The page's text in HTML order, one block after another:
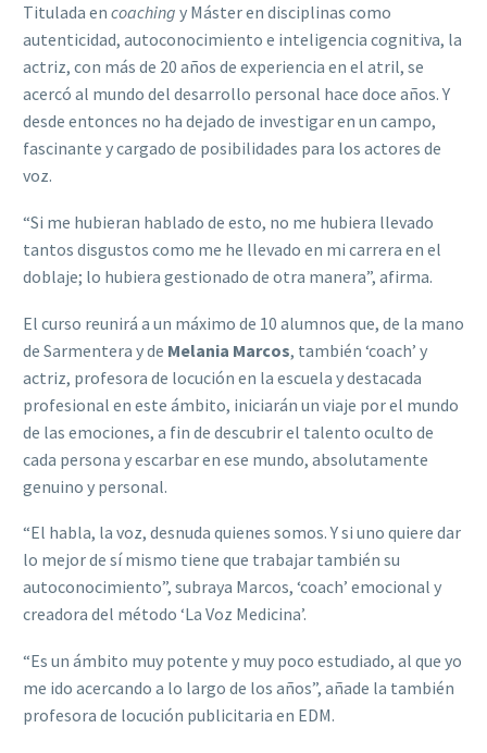
Titulada en coaching y Máster en disciplinas como
autenticidad, autoconocimiento e inteligencia cognitiva, la
actriz, con más de 20 años de experiencia en el atril, se
acercó al mundo del desarrollo personal hace doce años. Y
desde entonces no ha dejado de investigar en un campo,
fascinante y cargado de posibilidades para los actores de
voz.
“Si me hubieran hablado de esto, no me hubiera llevado
tantos disgustos como me he llevado en mi carrera en el
doblaje; lo hubiera gestionado de otra manera”, afirma.
El curso reunirá a un máximo de 10 alumnos que, de la mano
de Sarmentera y de Melania Marcos, también ‘coach’ y
actriz, profesora de locución en la escuela y destacada
profesional en este ámbito, iniciarán un viaje por el mundo
de las emociones, a fin de descubrir el talento oculto de
cada persona y escarbar en ese mundo, absolutamente
genuino y personal.
“El habla, la voz, desnuda quienes somos. Y si uno quiere dar
lo mejor de sí mismo tiene que trabajar también su
autoconocimiento”, subraya Marcos, ‘coach’ emocional y
creadora del método ‘La Voz Medicina’.
“Es un ámbito muy potente y muy poco estudiado, al que yo
me ido acercando a lo largo de los años”, añade la también
profesora de locución publicitaria en EDM.